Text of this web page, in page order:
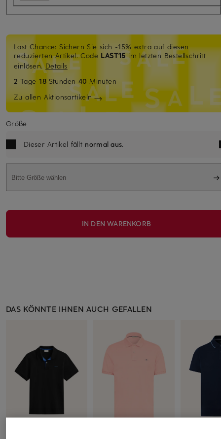
Last Chance: Sichern Sie sich -15% extra auf diesen
reduzierten Artikel. Code LAST15im letzten Bestellschritt
einlösen.Details
2 Tage18 Stunden 40 Minuten
Zu allen Aktionsartikeln
Größe
Dieser Artikel fällt normal aus.
Bitte Größe wählen
IN DEN WARENKORB
DAS KÖNNTE IHNEN AUCH GEFALLEN